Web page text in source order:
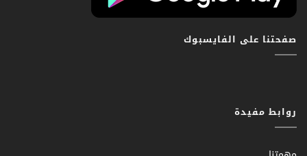
صفحتنا على الفايسبوك
روابط مفيدة